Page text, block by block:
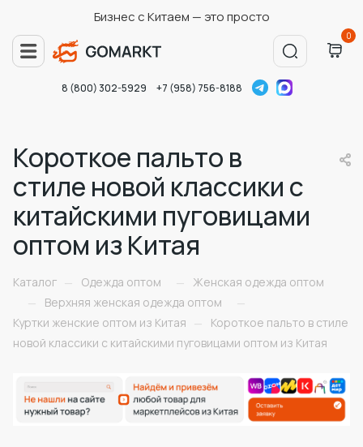
Бизнес с Китаем — это просто
0
8 (800) 302-5929 +7 (958) 756-8188
Короткое пальто в
стиле новой классики с
китайскими пуговицами
оптом из Китая
Каталог — Одежда оптом —
Женская одежда оптом
—
Верхняя женская одежда оптом
—
Куртки женские оптом из Китая —
Короткое пальто в стиле
новой классики с китайскими пуговицами оптом из Китая